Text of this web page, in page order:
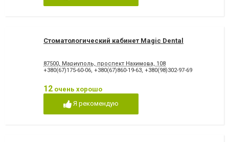
Стоматологический кабинет Magic Dental
87500, Мариуполь, проспект Нахимова, 108
+380(67)175-60-06, +380(67)860-19-63, +380(98)302-97-69
12 очень хорошо
Я рекомендую